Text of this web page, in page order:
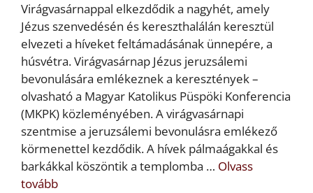
Virágvasárnappal elkezdődik a nagyhét, amely
Jézus szenvedésén és kereszthalálán keresztül
elvezeti a híveket feltámadásának ünnepére, a
húsvétra. Virágvasárnap Jézus jeruzsálemi
bevonulására emlékeznek a keresztények –
olvasható a Magyar Katolikus Püspöki Konferencia
(MKPK) közleményében. A virágvasárnapi
szentmise a jeruzsálemi bevonulásra emlékező
körmenettel kezdődik. A hívek pálmaágakkal és
barkákkal köszöntik a templomba … Olvass
tovább